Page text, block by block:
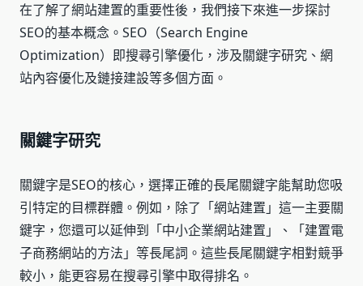
在了解了網站建置的重要性後，我們接下來進一步探討
SEO的基本概念。SEO（Search Engine
Optimization）即搜尋引擎優化，涉及關鍵字研究、網
站內容優化及鏈接建設等多個方面。
關鍵字研究
關鍵字是SEO的核心，選擇正確的長尾關鍵字能幫助您吸
引特定的目標群體。例如，除了「網站建置」這一主要關
鍵字，您還可以延伸到「中小企業網站建置」、「建置電
子商務網站的方法」等長尾詞。這些長尾關鍵字相對競爭
較小，能更容易在搜尋引擎中取得排名。